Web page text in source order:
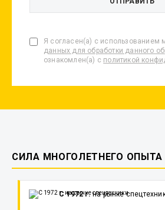
Я согласен(а) с использованием
данных для обработки данного
ознакомлен(а) с политикой
СИЛА МНОГОЛЕТНЕГО ОПЫТА
С 1972 г.на рынке